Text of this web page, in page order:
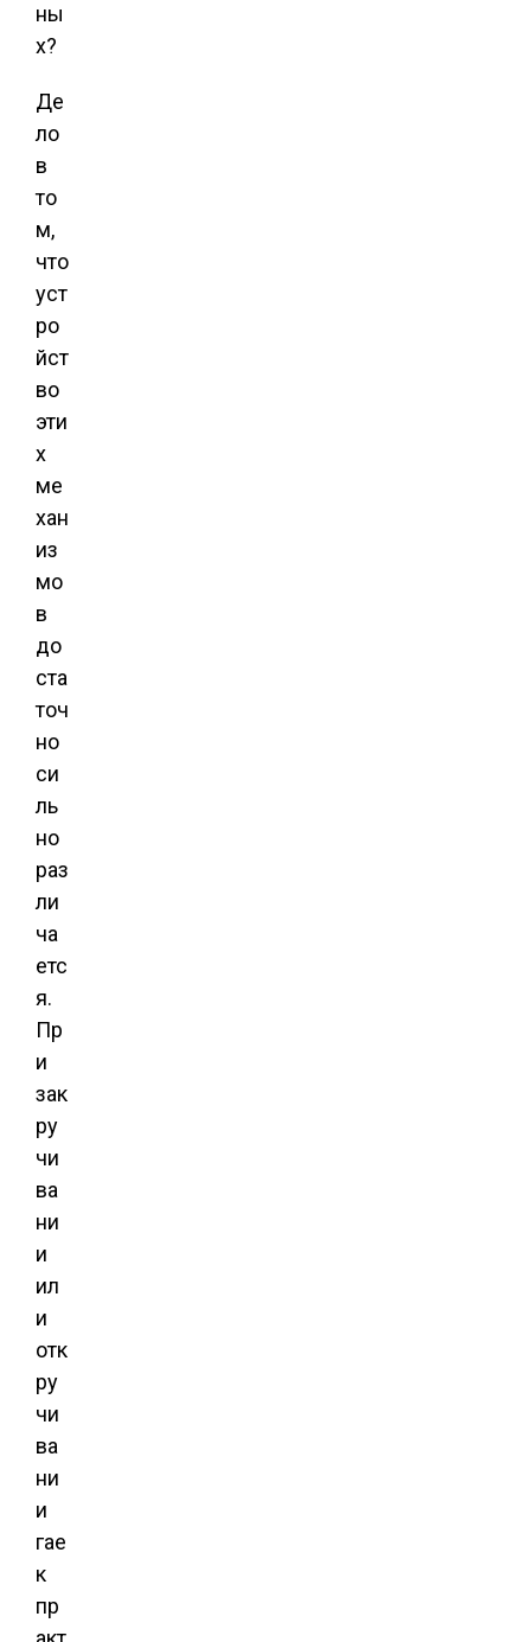
ны
х?
Де
ло
в
то
м,
что
уст
ро
йст
во
эти
х
ме
хан
из
мо
в
до
ста
точ
но
си
ль
но
раз
ли
ча
етс
я.
Пр
и
зак
ру
чи
ва
ни
и
ил
и
отк
ру
чи
ва
ни
и
гае
к
пр